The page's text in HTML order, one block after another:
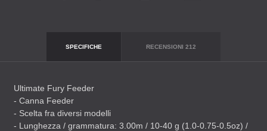
SPECIFICHE RECENSIONI 212
Ultimate Fury Feeder
- Canna Feeder
- Scelta fra diversi modelli
- Lunghezza / grammatura: 3.00m / 10-40 g (1.0-0.75-0.5oz) /